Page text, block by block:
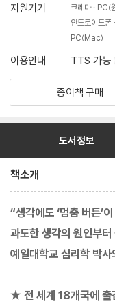
지원기기
크레마 PC(
안드로이드폰
PC(Mac)
이용안내 TTS 가능
종이책 구매
도서정보
책소개
“생각에도 ‘멈춤 버튼’
과도한 생각의 원인부
예일대학교 심리학 박
★ 전 세계 18개국에 출